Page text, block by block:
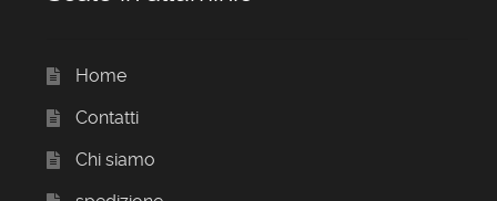
Home
Contatti
Chi siamo